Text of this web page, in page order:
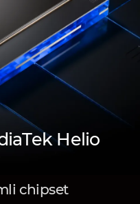
Helio
chipset